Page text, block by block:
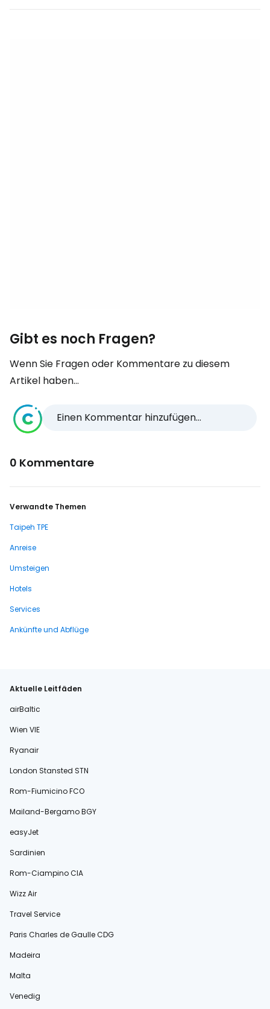
Gibt es noch Fragen?
Wenn Sie Fragen oder Kommentare zu diesem
Artikel haben...
Einen Kommentar hinzufügen...
0 Kommentare
Verwandte Themen
Taipeh TPE
Anreise
Umsteigen
Hotels
Services
Ankünfte und Abflüge
Aktuelle Leitfäden
airBaltic
Wien VIE
Ryanair
London Stansted STN
Rom-Fiumicino FCO
Mailand-Bergamo BGY
easyJet
Sardinien
Rom-Ciampino CIA
Wizz Air
Travel Service
Paris Charles de Gaulle CDG
Madeira
Malta
Venedig